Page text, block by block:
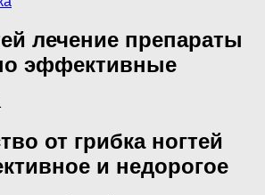
лечение препараты
эффективные
от грибка ногтей
и недорогое